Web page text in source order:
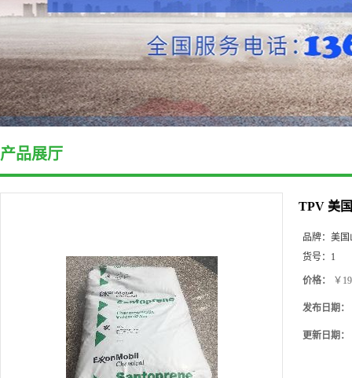
产品展厅
TPV 美
品牌： 美国
货号： 1
价格： ￥
发布日期：
更新日期：